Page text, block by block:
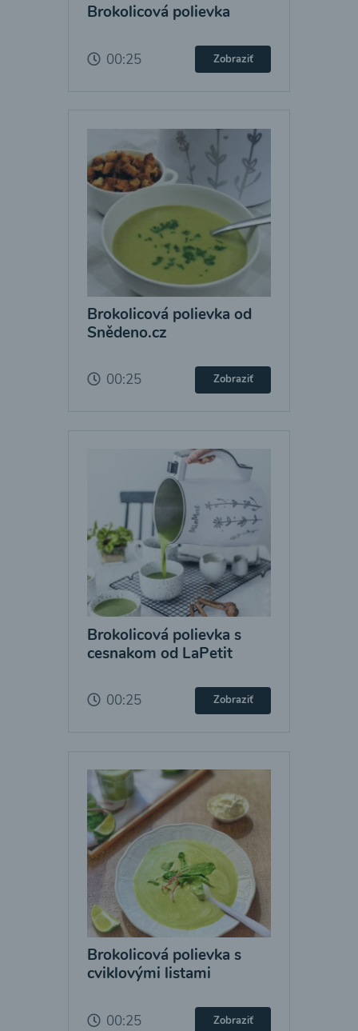
Brokolicová polievka
00:25 Zobraziť
Brokolicová polievka od
Snědeno.cz
00:25 Zobraziť
Brokolicová polievka s
cesnakom od LaPetit
00:25 Zobraziť
Brokolicová polievka s
cviklovými listami
00:25 Zobraziť